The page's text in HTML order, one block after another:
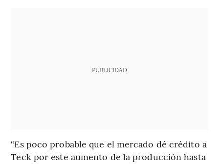
PUBLICIDAD
“Es poco probable que el mercado dé crédito a
Teck por este aumento de la producción hasta